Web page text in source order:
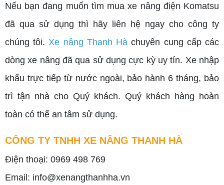
Nếu bạn đang muốn tìm mua xe nâng điện Komatsu
đã qua sử dụng thì hãy liên hệ ngay cho công ty
chúng tôi. Xe nâng Thanh Hà chuyên cung cấp các
dòng xe nâng đã qua sử dụng cực kỳ uy tín. Xe nhập
khẩu trực tiếp từ nước ngoài, bảo hành 6 tháng, bảo
trì tận nhà cho Quý khách. Quý khách hàng hoàn
toàn có thể an tâm sử dụng.
CÔNG TY TNHH XE NÂNG THANH HÀ
Điện thoại: 0969 498 769
Email: info@xenangthanhha.vn